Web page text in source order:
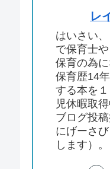
レ
はいさい
で保育士
保育の為に
保育歴14
する本を
児休暇取
ブログ投
にげーさ
します）。